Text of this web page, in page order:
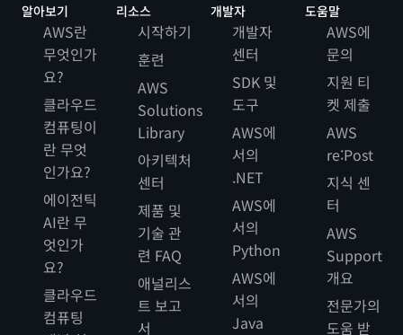
알아보기
AWS란
무엇인가
요?
클라우드
컴퓨팅이
란 무엇
인가요?
에이전틱
AI란 무
엇인가
요?
클라우드
컴퓨팅
리소스
시작하기
훈련
AWS
Solutions
Library
아키텍처
센터
제품 및
기술 관
련 FAQ
애널리스
트 보고
서
개발자
개발자
센터
SDK 및
도구
AWS에
서의
.NET
AWS에
서의
Python
AWS에
서의
Java
도움말
AWS에
문의
지원 티
켓 제출
AWS
re:Post
지식 센
터
AWS
Support
개요
전문가의
도움 받